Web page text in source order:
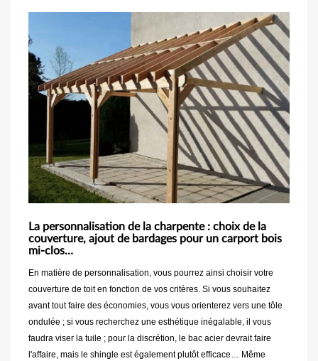
La personnalisation de la charpente : choix de la
couverture, ajout de bardages pour un carport bois
mi-clos…
En matière de personnalisation, vous pourrez ainsi choisir votre
couverture de toit en fonction de vos critères. Si vous souhaitez
avant tout faire des économies, vous vous orienterez vers une tôle
ondulée ; si vous recherchez une esthétique inégalable, il vous
faudra viser la tuile ; pour la discrétion, le bac acier devrait faire
l'affaire, mais le shingle est également plutôt efficace… Même